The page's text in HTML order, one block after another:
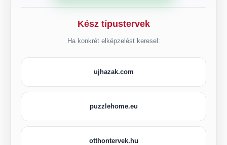
Kész típustervek
Ha konkrét elképzelést keresel:
ujhazak.com
puzzlehome.eu
otthontervek.hu